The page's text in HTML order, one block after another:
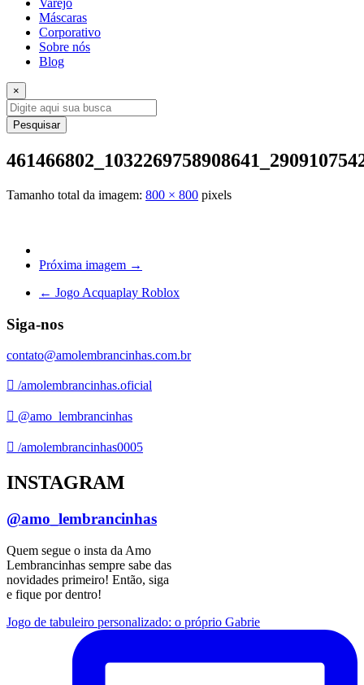
Varejo
Máscaras
Corporativo
Sobre nós
Blog
×
Pesquisar
Tamanho total da imagem: 800 × 800 pixels
Próxima imagem →
← Jogo Acquaplay Roblox
Siga-nos
contato@amolembrancinhas.com.br
/amolembrancinhas.oficial
@amo_lembrancinhas
/amolembrancinhas0005
INSTAGRAM
@amo_lembrancinhas
Quem segue o insta da Amo
Lembrancinhas sempre sabe das
novidades primeiro! Então, siga
e fique por dentro!
Jogo de tabuleiro personalizado: o próprio Gabrie